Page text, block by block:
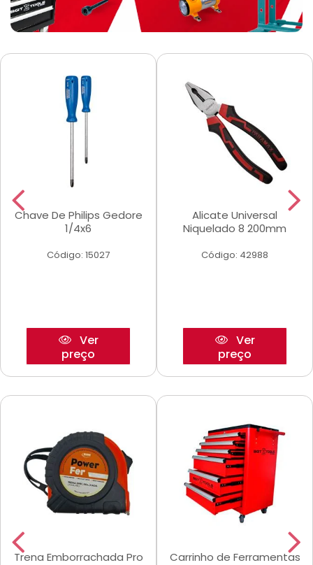
Chave De Philips Gedore
1/4x6
Código: 15027
Ver
preço
Alicate Universal
Niquelado 8 200mm
Código: 42988
Ver
preço
Trena Emborrachada Pro
Carrinho de Ferramentas